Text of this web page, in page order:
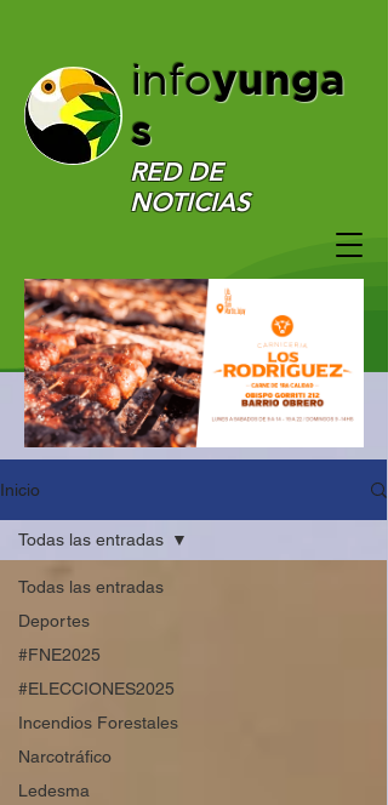
infoyunga
s
RED DE
NOTICIAS
Inicio
Todas las entradas
Deportes
#FNE2025
#ELECCIONES2025
Incendios Forestales
Narcotráfico
Ledesma
Todas las entradas